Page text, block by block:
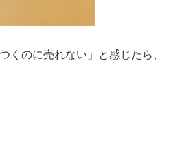
くのに売れない」と感じたら、